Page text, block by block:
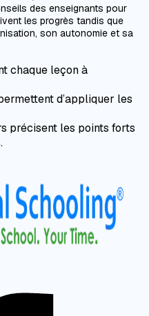
des enseignants pour
les progrès tandis que
son autonomie et sa
chaque leçon à
d’appliquer les
précisent les points forts